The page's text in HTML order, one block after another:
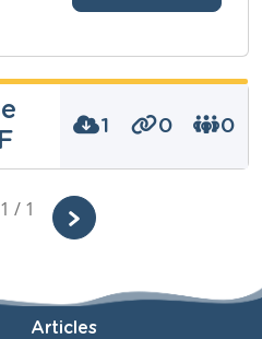
1 0 0
1 / 1
Articles